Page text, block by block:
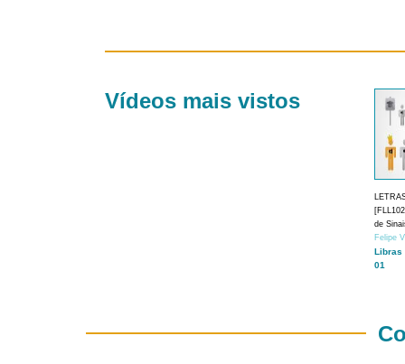
Vídeos mais vistos
de
Felipe
Libras
01